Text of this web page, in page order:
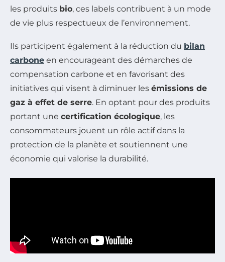
les produits bio, ces labels contribuent à un mode
de vie plus respectueux de l’environnement.
Ils participent également à la réduction du bilan
carbone en encourageant des démarches de
compensation carbone et en favorisant des
initiatives qui visent à diminuer les émissions de
gaz à effet de serre. En optant pour des produits
portant une certification écologique, les
consommateurs jouent un rôle actif dans la
protection de la planète et soutiennent une
économie qui valorise la durabilité.